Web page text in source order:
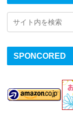
SPONCORED